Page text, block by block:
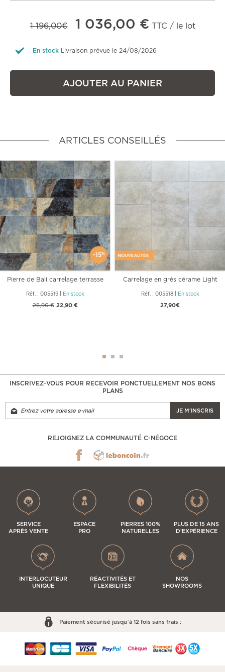
1 196,00€ 1 036,00 € TTC / le lot
En stock Livraison prévue le 24/08/2026
AJOUTER AU PANIER
ARTICLES CONSEILLÉS
-15%
Pierre de Bali carrelage terrasse
Réf. : 005519| En stock
26,90 € 22,90 €
Carrelage en grès cérame Light
Réf. : 005518| En stock
27,90€
INSCRIVEZ-VOUS POUR RECEVOIR PONCTUELLEMENT NOS BONS
PLANS
JE M'INSCRIS
REJOIGNEZ LA COMMUNAUTÉ C-NÉGOCE
SERVICE
APRÈS VENTE
ESPACE
PRO
PIERRES 100%
NATURELLES
PLUS DE 15 ANS
D'EXPÉRIENCE
INTERLOCUTEUR
UNIQUE
RÉACTIVITÉS ET
FLEXIBILITÉS
NOS
SHOWROOMS
Paiement sécurisé jusqu’à 12 fois sans frais :